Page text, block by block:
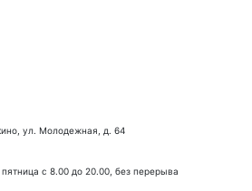
ул. Молодежная, д. 64
с 8.00 до 20.00, без перерыва